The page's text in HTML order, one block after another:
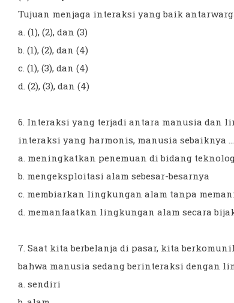
Tujuan menjaga interaksi yang baik
a. (1), (2), dan (3)
b. (1), (2), dan (4)
c. (1), (3), dan (4)
d. (2), (3), dan (4)
6. Interaksi yang terjadi antara manusia dan
interaksi yang harmonis, manusia sebaiknya
a. meningkatkan penemuan di bidang
b. mengeksploitasi alam sebesar-besarnya
c. membiarkan lingkungan alam tanpa
d. memanfaatkan lingkungan alam secara
7. Saat kita berbelanja di pasar, kita
bahwa manusia sedang berinteraksi dengan
a. sendiri